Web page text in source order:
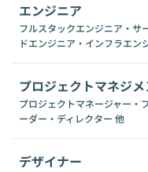
エンジニア
フルスタックエンジニア・サ
ドエンジニア・インフラエン
プロジェクトマネジメ
プロジェクトマネージャー・
ーダー・ディレクター 他
デザイナー